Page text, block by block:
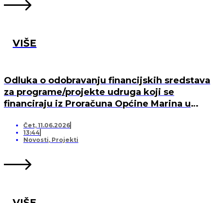
VIŠE
Odluka o odobravanju financijskih sredstava
za programe/projekte udruga koji se
financiraju iz Proračuna Općine Marina u
Čet, 11.06.2026
13:44
Novosti, Projekti